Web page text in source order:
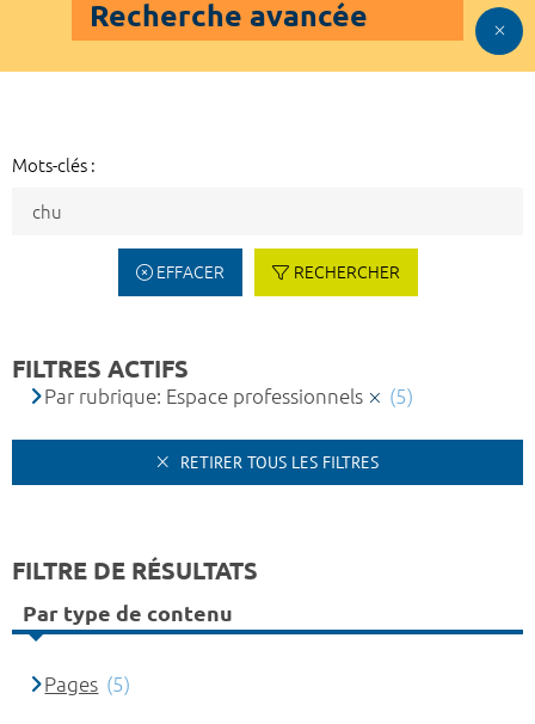
Recherche avancée
Mots-clés :
EFFACER RECHERCHER
FILTRES ACTIFS
Par rubrique: Espace professionnels (5)
RETIRER TOUS LES FILTRES
FILTRE DE RÉSULTATS
Par type de contenu
Pages (5)